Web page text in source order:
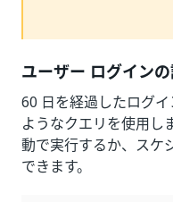
ユーザー ログイン
60 日を経過したログ
ようなクエリを使用し
動で実行するか、スケ
できます。